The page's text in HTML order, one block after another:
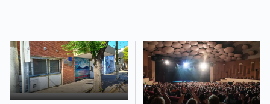
emprendedores. Es el premio
Entrepreneur Of The Year 2024.